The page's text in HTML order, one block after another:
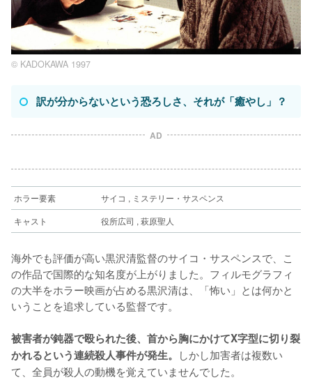
© KADOKAWA 1997
訳が分からないという恐ろしさ、それが「癒やし」？
AD
ホラー要素
サイコ , ミステリー・サスペンス
キャスト
役所広司 , 萩原聖人
海外でも評価が高い黒沢清監督のサイコ・サスペンスで、こ
の作品で国際的な知名度が上がりました。フィルモグラフィ
の大半をホラー映画が占める黒沢清は、「怖い」とは何かと
いうことを追求している監督です。
被害者が鈍器で殴られた後、首から胸にかけてX字型に切り裂
かれるという連続殺人事件が発生。 しかし加害者は複数い
て、全員が殺人の動機を覚えていませんでした。